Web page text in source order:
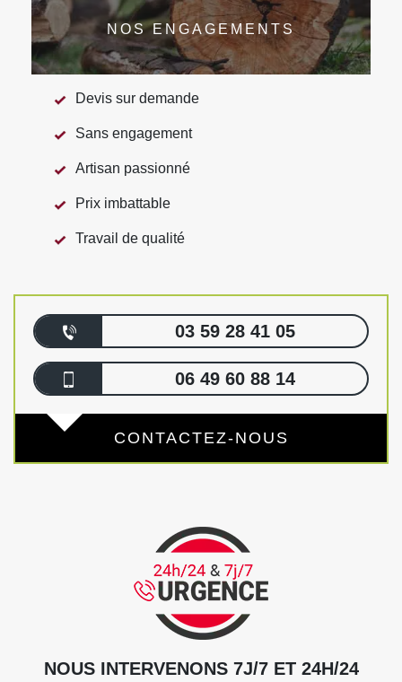
NOS ENGAGEMENTS
Devis sur demande
Sans engagement
Artisan passionné
Prix imbattable
Travail de qualité
03 59 28 41 05
06 49 60 88 14
CONTACTEZ-NOUS
NOUS INTERVENONS 7J/7 ET 24H/24